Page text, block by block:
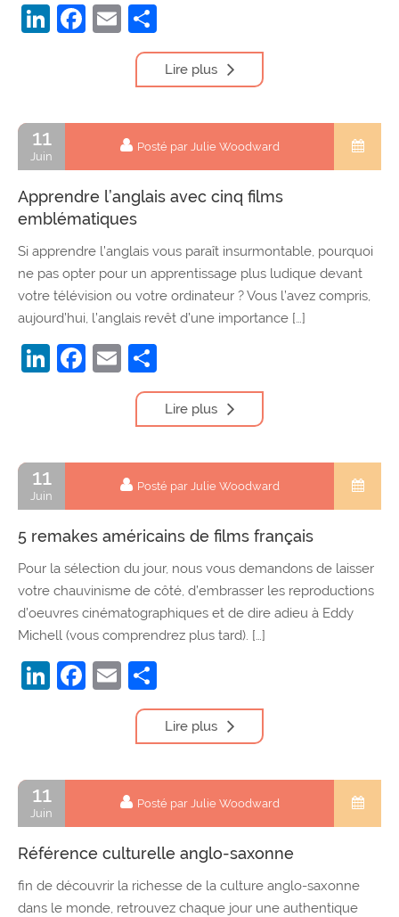
LinkedIn
Facebook
Email
Lire plus
11
Juin
Posté par Julie Woodward
Apprendre l’anglais avec cinq films
emblématiques
Si apprendre l’anglais vous paraît insurmontable, pourquoi
ne pas opter pour un apprentissage plus ludique devant
votre télévision ou votre ordinateur ? Vous l’avez compris,
aujourd’hui, l’anglais revêt d’une importance […]
LinkedIn
Facebook
Email
Lire plus
11
Juin
Posté par Julie Woodward
5 remakes américains de films français
Pour la sélection du jour, nous vous demandons de laisser
votre chauvinisme de côté, d’embrasser les reproductions
d’oeuvres cinématographiques et de dire adieu à Eddy
Michell (vous comprendrez plus tard). […]
LinkedIn
Facebook
Email
Lire plus
11
Juin
Posté par Julie Woodward
Référence culturelle anglo-saxonne
fin de découvrir la richesse de la culture anglo-saxonne
dans le monde, retrouvez chaque jour une authentique